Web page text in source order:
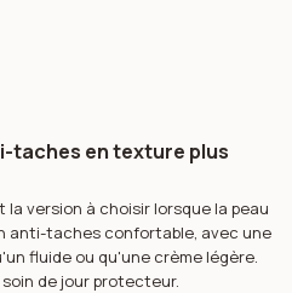
taches en texture plus
la version à choisir lorsque la peau
anti-taches confortable, avec une
fluide ou qu'une crème légère.
de jour protecteur.